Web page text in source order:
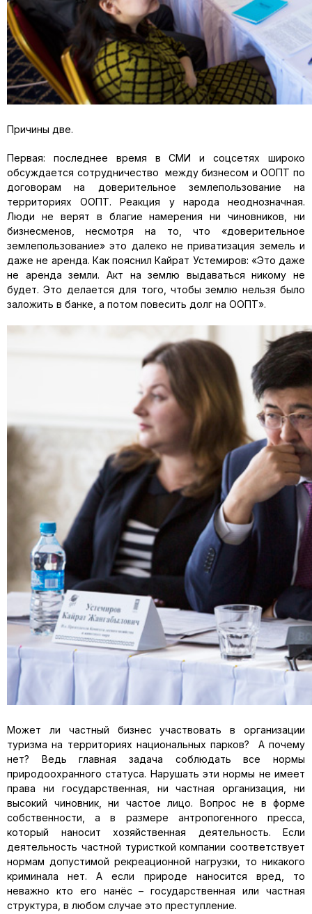
Причины две.
Первая: последнее время в СМИ и соцсетях широко
обсуждается сотрудничество между бизнесом и ООПТ по
договорам на доверительное землепользование на
территориях ООПТ. Реакция у народа неоднозначная.
Люди не верят в благие намерения ни чиновников, ни
бизнесменов, несмотря на то, что «доверительное
землепользование» это далеко не приватизация земель и
даже не аренда. Как пояснил Кайрат Устемиров: «Это даже
не аренда земли. Акт на землю выдаваться никому не
будет. Это делается для того, чтобы землю нельзя было
заложить в банке, а потом повесить долг на ООПТ».
Может ли частный бизнес участвовать в организации
туризма на территориях национальных парков? А почему
нет? Ведь главная задача соблюдать все нормы
природоохранного статуса. Нарушать эти нормы не имеет
права ни государственная, ни частная организация, ни
высокий чиновник, ни частое лицо. Вопрос не в форме
собственности, а в размере антропогенного пресса,
который наносит хозяйственная деятельность. Если
деятельность частной туристкой компании соответствует
нормам допустимой рекреационной нагрузки, то никакого
криминала нет. А если природе наносится вред, то
неважно кто его нанёс – государственная или частная
структура, в любом случае это преступление.